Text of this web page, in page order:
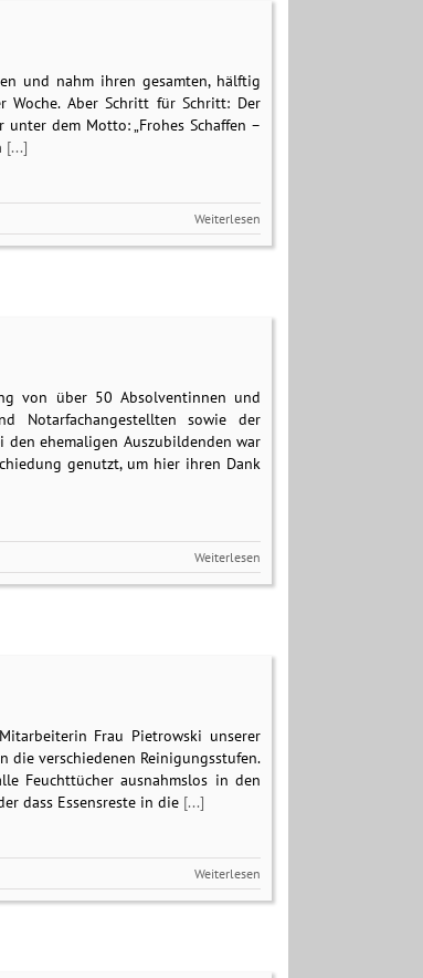
und nahm ihren gesamten, hälftig
Woche. Aber Schritt für Schritt: Der
unter dem Motto: „Frohes Schaffen –
[...]
Weiterlesen
von über 50 Absolventinnen und
Notarfachangestellten sowie der
den ehemaligen Auszubildenden war
genutzt, um hier ihren Dank
Weiterlesen
Frau Pietrowski unserer
die verschiedenen Reinigungsstufen.
Feuchttücher ausnahmslos in den
dass Essensreste in die [...]
Weiterlesen